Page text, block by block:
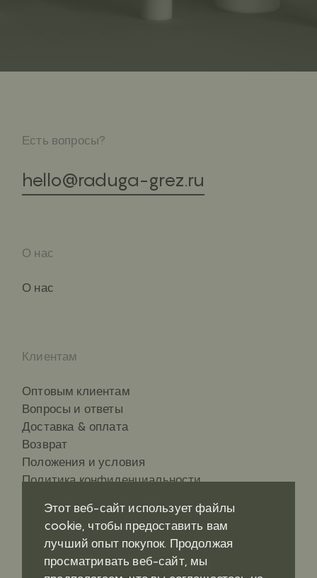
Есть вопросы?
hello@raduga-grez.ru
О нас
О нас
Клиентам
Оптовым клиентам
Вопросы и ответы
Доставка & оплата
Возврат
Положения и условия
Политика конфиденциальности
Контакты Социальные сети
Этот веб-сайт использует файлы
cookie, чтобы предоставить вам
лучший опыт покупок. Продолжая
просматривать веб-сайт, мы